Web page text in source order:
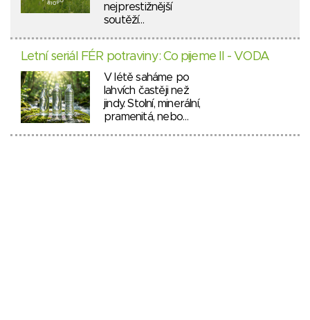
nejprestižnější
soutěží…
Letní seriál FÉR potraviny: Co pijeme II - VODA
V létě saháme po
lahvích častěji než
jindy. Stolní, minerální,
pramenitá, nebo…